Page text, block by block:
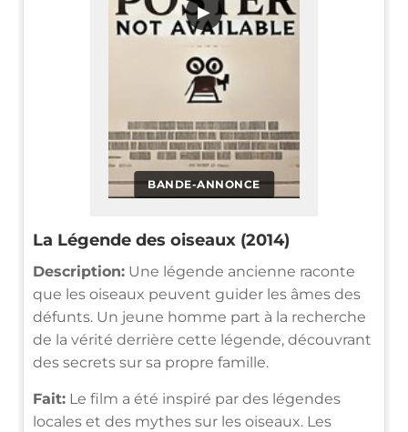
BANDE-ANNONCE
▶
La Légende des oiseaux (2014)
Description: Une légende ancienne raconte
que les oiseaux peuvent guider les âmes des
défunts. Un jeune homme part à la recherche
de la vérité derrière cette légende, découvrant
des secrets sur sa propre famille.
Fait: Le film a été inspiré par des légendes
locales et des mythes sur les oiseaux. Les